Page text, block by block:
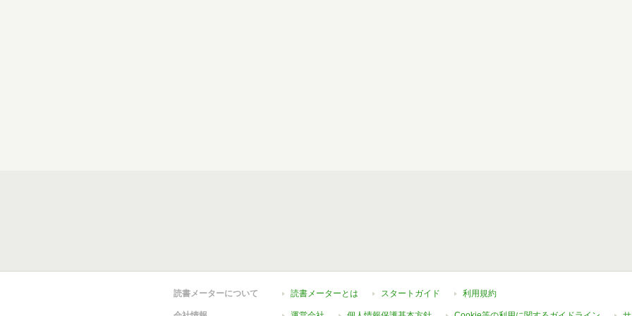
読書メーターについて 読書メーターとは スタートガイド 利用規約